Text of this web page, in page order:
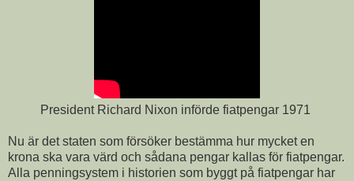
President Richard Nixon införde fiatpengar 1971
Nu är det staten som försöker bestämma hur mycket en
krona ska vara värd och sådana pengar kallas för fiatpengar.
Alla penningsystem i historien som byggt på fiatpengar har